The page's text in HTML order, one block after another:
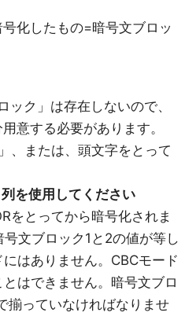
化したもの=暗号文ブロッ
ク」は存在しないので、
意する必要があります。
、または、頭文字をとって
を使用してください
をとってから暗号化されま
文ブロック1と2の値が等し
はありません。CBCモード
はできません。暗号文ブロ
揃っていなければなりませ